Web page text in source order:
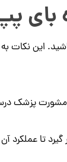
بای
این نکات
مشورت پزشک
تا عملکرد